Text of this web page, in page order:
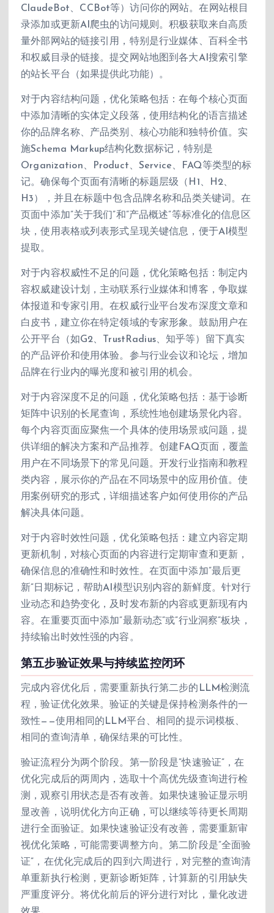
ClaudeBot、CCBot等）访问你的网站。在网站根目
录添加或更新AI爬虫的访问规则。积极获取来自高质
量外部网站的链接引用，特别是行业媒体、百科全书
和权威目录的链接。提交网站地图到各大AI搜索引擎
的站长平台（如果提供此功能）。
对于内容结构问题，优化策略包括：在每个核心页面
中添加清晰的实体定义段落，使用结构化的语言描述
你的品牌名称、产品类别、核心功能和独特价值。实
施Schema Markup结构化数据标记，特别是
Organization、Product、Service、FAQ等类型的标
记。确保每个页面有清晰的标题层级（H1、H2、
H3），并且在标题中包含品牌名称和品类关键词。在
页面中添加”关于我们”和”产品概述”等标准化的信息区
块，使用表格或列表形式呈现关键信息，便于AI模型
提取。
对于内容权威性不足的问题，优化策略包括：制定内
容权威建设计划，主动联系行业媒体和博客，争取媒
体报道和专家引用。在权威行业平台发布深度文章和
白皮书，建立你在特定领域的专家形象。鼓励用户在
公开平台（如G2、TrustRadius、知乎等）留下真实
的产品评价和使用体验。参与行业会议和论坛，增加
品牌在行业内的曝光度和被引用的机会。
对于内容深度不足的问题，优化策略包括：基于诊断
矩阵中识别的长尾查询，系统性地创建场景化内容。
每个内容页面应聚焦一个具体的使用场景或问题，提
供详细的解决方案和产品推荐。创建FAQ页面，覆盖
用户在不同场景下的常见问题。开发行业指南和教程
类内容，展示你的产品在不同场景中的应用价值。使
用案例研究的形式，详细描述客户如何使用你的产品
解决具体问题。
对于内容时效性问题，优化策略包括：建立内容定期
更新机制，对核心页面的内容进行定期审查和更新，
确保信息的准确性和时效性。在页面中添加”最后更
新”日期标记，帮助AI模型识别内容的新鲜度。针对行
业动态和趋势变化，及时发布新的内容或更新现有内
容。在重要页面中添加”最新动态”或”行业洞察”板块，
持续输出时效性强的内容。
第五步验证效果与持续监控闭环
完成内容优化后，需要重新执行第二步的LLM检测流
程，验证优化效果。验证的关键是保持检测条件的一
致性——使用相同的LLM平台、相同的提示词模板、
相同的查询清单，确保结果的可比性。
验证流程分为两个阶段。第一阶段是”快速验证”，在
优化完成后的两周内，选取十个高优先级查询进行检
测，观察引用状态是否有改善。如果快速验证显示明
显改善，说明优化方向正确，可以继续等待更长周期
进行全面验证。如果快速验证没有改善，需要重新审
视优化策略，可能需要调整方向。第二阶段是”全面验
证”，在优化完成后的四到六周进行，对完整的查询清
单重新执行检测，更新诊断矩阵，计算新的引用缺失
严重度评分。将优化前后的评分进行对比，量化改进